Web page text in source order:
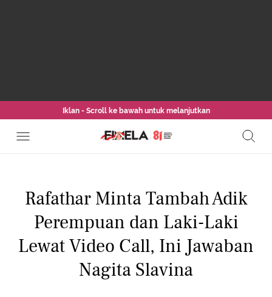
Iklan - Scroll ke bawah untuk melanjutkan
Rafathar Minta Tambah Adik
Perempuan dan Laki-Laki
Lewat Video Call, Ini Jawaban
Nagita Slavina